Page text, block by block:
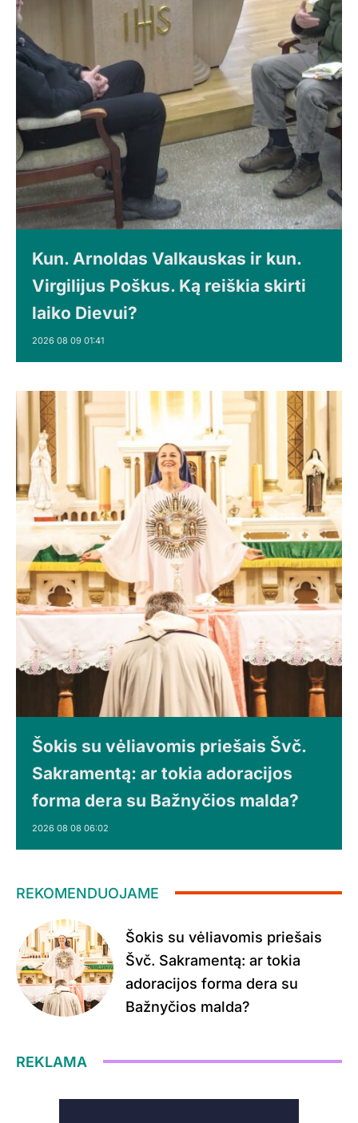
Kun. Arnoldas Valkauskas ir kun.
Virgilijus Poškus. Ką reiškia skirti
laiko Dievui?
2026 08 09 01:41
Šokis su vėliavomis priešais Švč.
Sakramentą: ar tokia adoracijos
forma dera su Bažnyčios malda?
2026 08 08 06:02
REKOMENDUOJAME
Šokis su vėliavomis priešais
Švč. Sakramentą: ar tokia
adoracijos forma dera su
Bažnyčios malda?
REKLAMA